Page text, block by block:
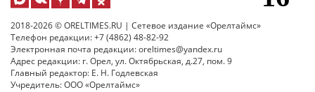
2018-2026 © ORELTIMES.RU | Сетевое издание «Орелтаймс»
Телефон редакции: +7 (4862) 48-82-92
Электронная почта редакции: oreltimes@yandex.ru
Адрес редакции: г. Орел, ул. Октябрьская, д.27, пом. 9
Главный редактор: Е. Н. Годлевская
Учредитель: ООО «Орелтаймс»